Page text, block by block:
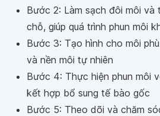
Bước 2: Làm sạch đôi môi và
chỗ, giúp quá trình phun môi
Bước 3: Tạo hình cho môi
và nền môi tự nhiên
Bước 4: Thực hiện phun môi
kết hợp bổ sung tế bào gốc
Bước 5: Theo dõi và chăm